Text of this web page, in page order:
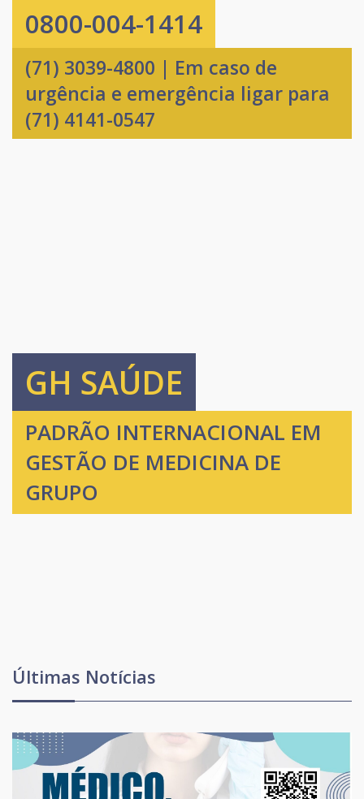
0800-004-1414
(71) 3039-4800 | Em caso de
urgência e emergência ligar para
(71) 4141-0547
GH SAÚDE
PADRÃO INTERNACIONAL EM
GESTÃO DE MEDICINA DE
GRUPO
Últimas Notícias